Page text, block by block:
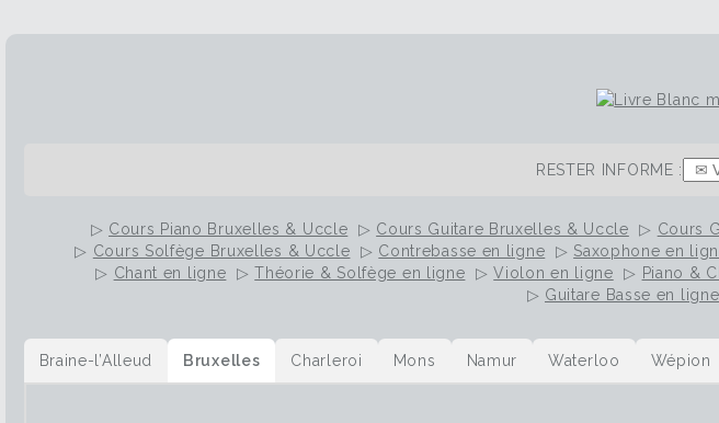
RESTER INFORME :
▷ Cours Piano Bruxelles & Uccle ▷ Cours Guitare Bruxelles & Uccle ▷ Cours
▷ Cours Solfège Bruxelles & Uccle ▷ Contrebasse en ligne ▷ Saxophone en
▷ Chant en ligne ▷Théorie & Solfège en ligne ▷Violon en ligne ▷ Piano &
▷ Guitare Basse en ligne
Braine-l’Alleud Bruxelles Charleroi Mons Namur Waterloo Wépion